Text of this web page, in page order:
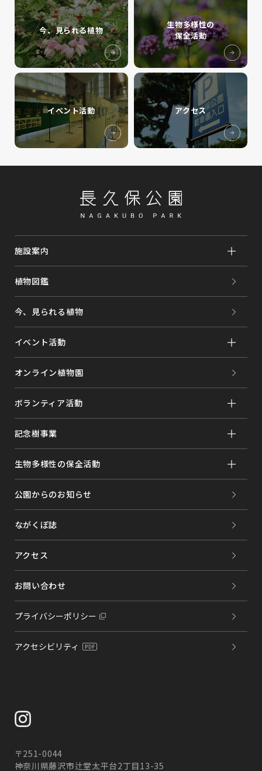
今、見られる植物
生物多様性の
保全活動
イベント活動 アクセス
施設案内
植物図鑑
今、見られる植物
イベント活動
オンライン植物園
ボランティア活動
記念樹事業
生物多様性の保全活動
公園からのお知らせ
ながくぼ誌
アクセス
お問い合わせ
プライバシーポリシー
アクセシビリティ
〒251-0044
神奈川県藤沢市辻堂太平台2丁目13-35